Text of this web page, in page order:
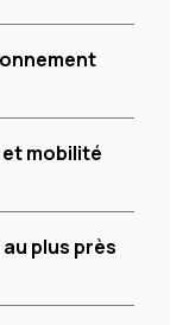
mobilité
plus près